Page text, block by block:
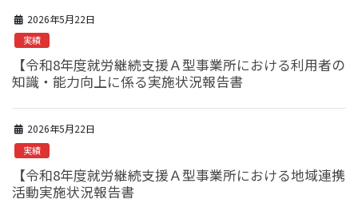
2026年5月22日
実績
【令和8年度就労継続支援Ａ型事業所における利用者の
知識・能力向上に係る実施状況報告書
2026年5月22日
実績
【令和8年度就労継続支援Ａ型事業所における地域連携
活動実施状況報告書